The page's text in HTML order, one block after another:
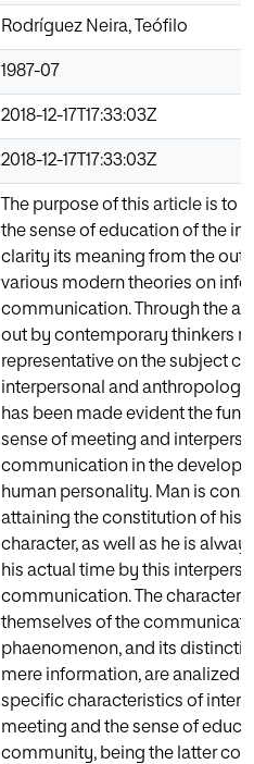
Rodríguez Neira, Teófilo
1987-07
2018-12-17T17:33:03Z
2018-12-17T17:33:03Z
The purpose of this article is to
the sense of education of the
clarity its meaning from the
various modern theories on
communication. Through the
out by contemporary thinkers
representative on the subject
interpersonal and
has been made evident the
sense of meeting and
communication in the
human personality. Man is
attaining the constitution of his
character, as well as he is
his actual time by this
communication. The
themselves of the
phaenomenon, and its
mere information, are analized
specific characteristics of
meeting and the sense of
community, being the latter